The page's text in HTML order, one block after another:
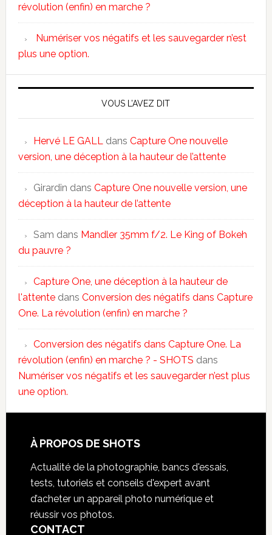
révolution (enfin) en marche ?
Numériser vos négatifs et les sauvegarder n’est
plus une option.
VOUS L’AVEZ DIT
Hervé LE GALL dans Capture One nouvelle
version, une déception à la hauteur de l’attente
Girardin dans Capture One nouvelle version, une
déception à la hauteur de l’attente
Sam dans Mandler 35mm f/2. Le King of Bokeh
du pauvre ?
Capture One, une déception à la hauteur de
l'attentedans Conversion des négatifs dans Capture
One. La révolution (enfin) en marche ?
Conversion des négatifs dans Capture One. La
révolution (enfin) en marche ? - SHOTS dans
Numériser vos négatifs et les sauvegarder n’est plus
une option.
À PROPOS DE SHOTS
Actualité de la photographie, bancs d'essais,
tests, tutoriels et conseils d'expert avant
d’acheter un appareil photo numérique et
réussir vos photos.
CONTACT